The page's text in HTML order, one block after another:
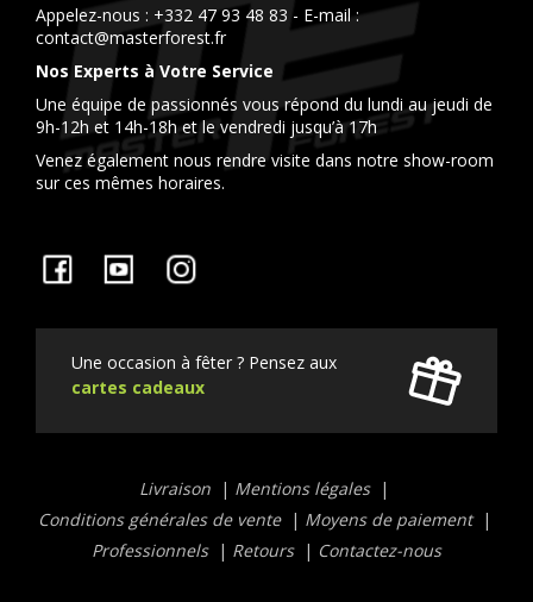
Appelez-nous : +332 47 93 48 83 - E-mail :
contact@masterforest.fr
Nos Experts à Votre Service
Une équipe de passionnés vous répond du lundi au jeudi de
9h-12h et 14h-18h et le vendredi jusqu’à 17h
Venez également nous rendre visite dans notre show-room
sur ces mêmes horaires.
Facebook YouTube
Une occasion à fêter ? Pensez aux
cartes cadeaux
utiles
Livraison
Mentions légales
Conditions générales de vente
Moyens de paiement
Professionnels
Retours Contactez-nous